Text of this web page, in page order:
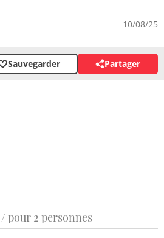
10/08/25
Sauvegarder Partager
/ pour 2 personnes